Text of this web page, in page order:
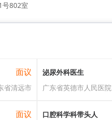
号802室
面议
省清远市
泌尿外科医生
广东省英德市人民医院
面议 口腔科学科带头人